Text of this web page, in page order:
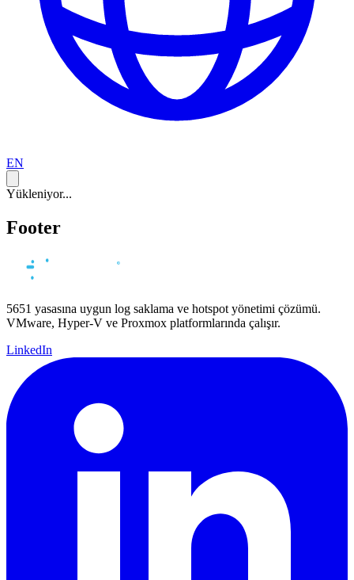
EN
Yükleniyor...
Footer
5651 yasasına uygun log saklama ve hotspot yönetimi çözümü.
VMware, Hyper-V ve Proxmox platformlarında çalışır.
LinkedIn